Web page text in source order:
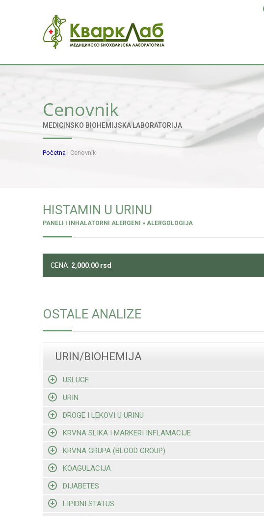
Cenovnik
MEDICINSKO BIOHEMIJSKA LABORATORIJA
Početna | Cenovnik
HISTAMIN U URINU
PANELI I INHALATORNI ALERGENI » ALERGOLOGIJA
CENA: 2,000.00 rsd
OSTALE ANALIZE
URIN/BIOHEMIJA
USLUGE
URIN
DROGE I LEKOVI U URINU
KRVNA SLIKA I MARKERI INFLAMACIJE
KRVNA GRUPA (BLOOD GROUP)
KOAGULACIJA
DIJABETES
LIPIDNI STATUS